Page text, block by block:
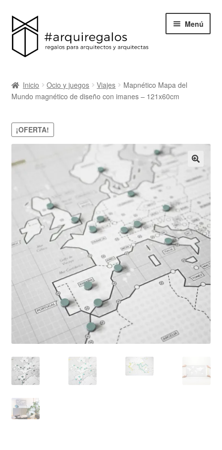
Menú
Categorías
BLACK FRIDAY
Acerca de ArquiRegalos
Contacta
Inicio Ocio y juegos Viajes
Mapnético Mapa del
Mundo magnético de diseño con imanes – 121x60cm
¡OFERTA!